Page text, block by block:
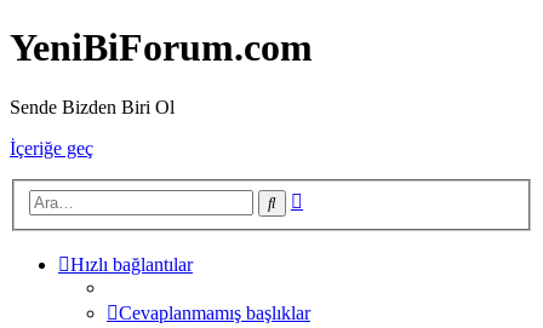
YeniBiForum.com
Sende Bizden Biri Ol
İçeriğe geç
Ara
Hızlı bağlantılar
Cevaplanmamış başlıklar